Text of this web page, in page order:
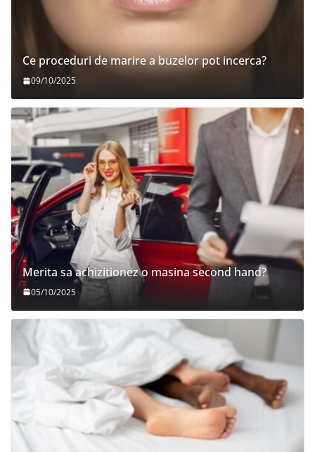
Ce proceduri de marire a buzelor pot incerca?
09/10/2025
Merita sa achizitionez o masina second hand?
05/10/2025